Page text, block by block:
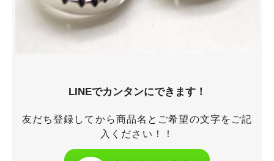
LINEでカンタンにできます！
友だち登録してから商品名とご希望の文字をご記
入ください！！